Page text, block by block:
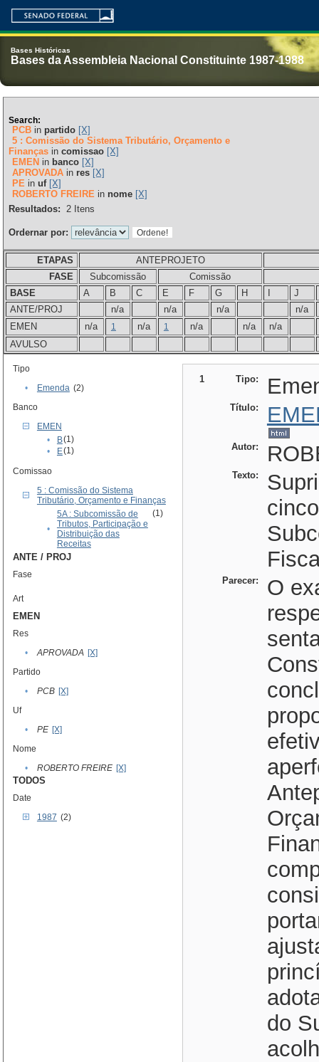
Bases Históricas
Bases da Assembleia Nacional Constituinte 1987-1988
Search:
PCBin partido [X]
5 : Comissão do Sistema Tributário, Orçamento e
Finançasin comissao [X]
EMEN in banco [X]
APROVADAin res [X]
PEin uf [X]
ROBERTO FREIREin nome [X]
Resultados: 2Itens
Ordernar por:
ETAPAS
ANTEPROJETO
FASE
Subcomissão
Comissão
BASE
A B C E F G H
J
ANTE/PROJ
n/a n/a n/a
n/a
EMEN
n/a 1 n/a 1 n/a n/a
n/a
AVULSO
Tipo
•
Emenda (2)
Banco
EMEN
•
B(1)
•
E(1)
Comissao
5 : Comissão do Sistema
Tributário, Orçamento e Finanças
•
5A : Subcomissão de
Tributos, Participação e
Distribuição das
Receitas
(1)
ANTE / PROJ
Fase
Art
EMEN
Res
•
APROVADA [X]
Partido
•
PCB [X]
Uf
•
PE [X]
Nome
•
ROBERTO FREIRE [X]
TODOS
Date
1987 (2)
1 Tipo:
Título:
Autor:
Texto:
Parecer:
O
do